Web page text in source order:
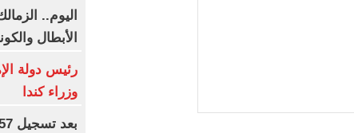
اليوم..
الأبطال
رئيس دولة
وزراء كندا